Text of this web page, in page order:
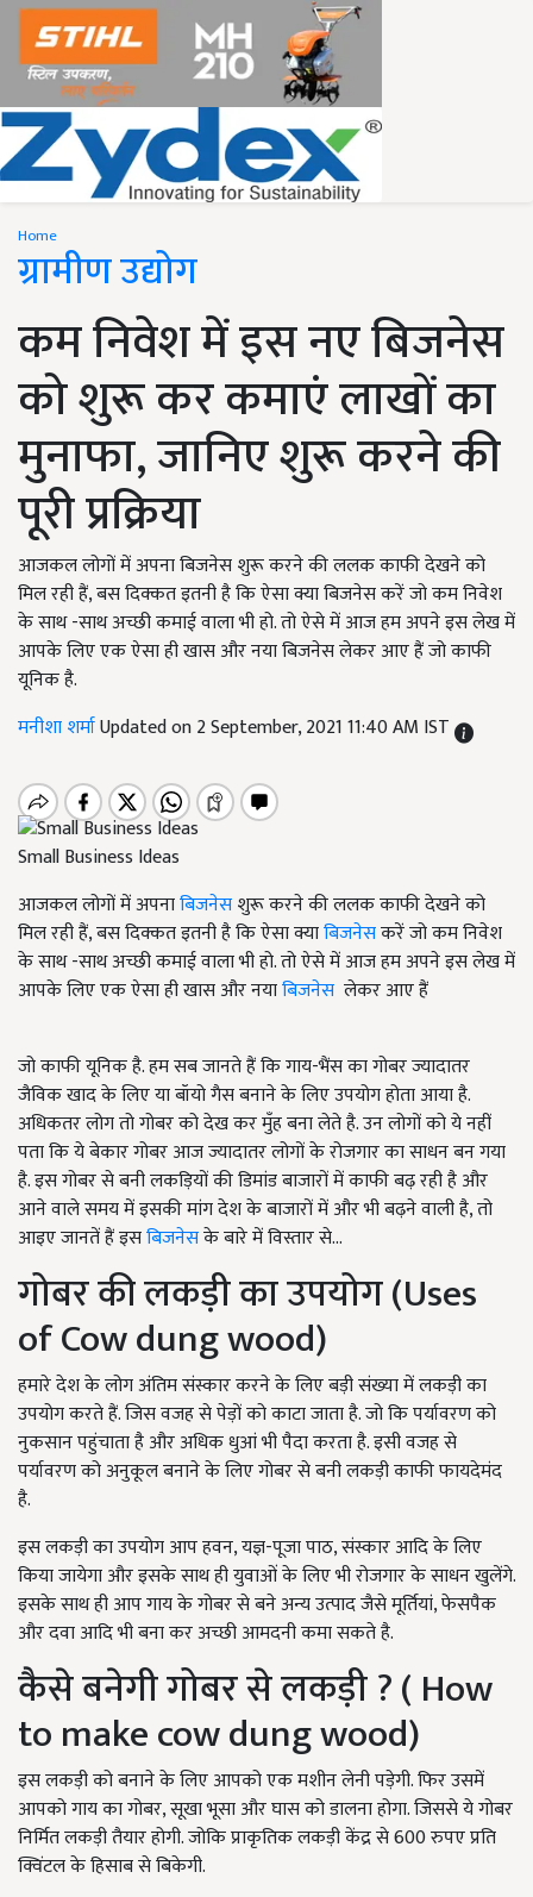
Home
ग्रामीण उद्योग
कम निवेश में इस नए बिजनेस
को शुरू कर कमाएं लाखों का
मुनाफा, जानिए शुरू करने की
पूरी प्रक्रिया
आजकल लोगों में अपना बिजनेस शुरू करने की ललक काफी देखने को
मिल रही हैं, बस दिक्कत इतनी है कि ऐसा क्या बिजनेस करें जो कम निवेश
के साथ -साथ अच्छी कमाई वाला भी हो. तो ऐसे में आज हम अपने इस लेख में
आपके लिए एक ऐसा ही खास और नया बिजनेस लेकर आए हैं जो काफी
यूनिक है.
मनीशा शर्माUpdated on 2 September, 2021 11:40 AM IST
Small Business Ideas
आजकल लोगों में अपनाबिजनेसशुरू करने की ललक काफी देखने को
मिल रही हैं, बस दिक्कत इतनी है कि ऐसा क्याबिजनेसकरें जो कम निवेश
के साथ -साथ अच्छी कमाई वाला भी हो. तो ऐसे में आज हम अपने इस लेख में
आपके लिए एक ऐसा ही खास और नयाबिजनेस लेकर आए हैं
जो काफी यूनिक है. हम सब जानते हैं कि गाय-भैंस का गोबर ज्यादातर
जैविक खाद के लिए या बॉयो गैस बनाने के लिए उपयोग होता आया है.
अधिकतर लोग तो गोबर को देख कर मुँह बना लेते है. उन लोगों को ये नहीं
पता कि ये बेकार गोबर आज ज्यादातर लोगों के रोजगार का साधन बन गया
है. इस गोबर से बनी लकड़ियों की डिमांड बाजारों में काफी बढ़ रही है और
आने वाले समय में इसकी मांग देश के बाजारों में और भी बढ़ने वाली है, तो
आइए जानतें हैं इसबिजनेसके बारे में विस्तार से...
गोबर की लकड़ी का उपयोग (Uses
of Cow dung wood)
हमारे देश के लोग अंतिम संस्कार करने के लिए बड़ी संख्या में लकड़ी का
उपयोग करते हैं. जिस वजह से पेड़ों को काटा जाता है. जो कि पर्यावरण को
नुकसान पहुंचाता है और अधिक धुआं भी पैदा करता है. इसी वजह से
पर्यावरण को अनुकूल बनाने के लिए गोबर से बनी लकड़ी काफी फायदेमंद
है.
इस लकड़ी का उपयोग आप हवन, यज्ञ-पूजा पाठ, संस्कार आदि के लिए
किया जायेगा और इसके साथ ही युवाओं के लिए भी रोजगार के साधन खुलेंगे.
इसके साथ ही आप गाय के गोबर से बने अन्य उत्पाद जैसे मूर्तियां, फेसपैक
और दवा आदि भी बना कर अच्छी आमदनी कमा सकते है.
कैसे बनेगी गोबर से लकड़ी ? ( How
to make cow dung wood)
इस लकड़ी को बनाने के लिए आपको एक मशीन लेनी पड़ेगी. फिर उसमें
आपको गाय का गोबर, सूखा भूसा और घास को डालना होगा. जिससे ये गोबर
निर्मित लकड़ी तैयार होगी. जोकि प्राकृतिक लकड़ी केंद्र से 600 रुपए प्रति
क्विंटल के हिसाब से बिकेगी.